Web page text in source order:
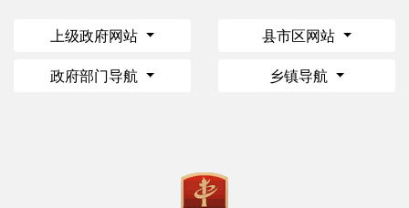
上级政府网站 县市区网站
政府部门导航 乡镇导航